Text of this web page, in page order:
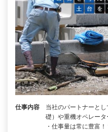
仕事内容
当社のパートナーと
礎）や重機オペレータ
・仕事量は常に豊富